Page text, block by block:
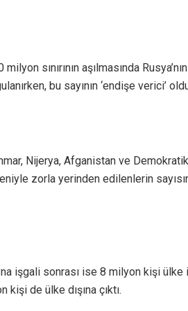
sınırının aşılmasında
bu sayının ‘endişe verici’
Nijerya, Afganistan ve
zorla yerinden edilenlerin
işgali sonrası ise 8 milyon kişi
de ülke dışına çıktı.